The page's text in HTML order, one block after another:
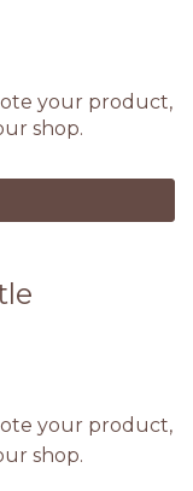
your product,
shop.
your product,
shop.